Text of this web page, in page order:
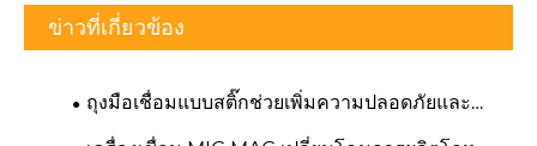
ข่าวที่เกี่ยวข้อง
ถุงมือเชื่อมแบบสติ๊กช่วยเพิ่มความปลอดภัยและ
ประสิทธิภาพได้อย่างไร